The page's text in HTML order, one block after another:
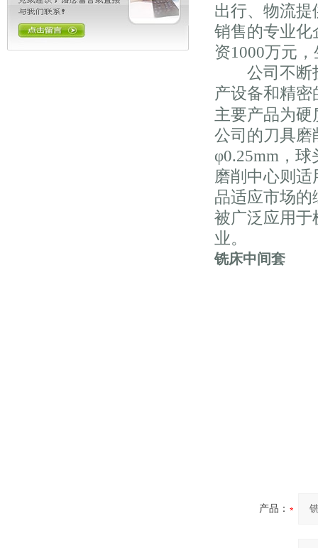
出行、物流
销售的专业化
资1000万元
公司不断投
产设备和精
主要产品为硬
公司的刀具磨
φ0.25mm，
磨削中心则
品适应市场
被广泛应用于
业。
铣床中间套
产品：